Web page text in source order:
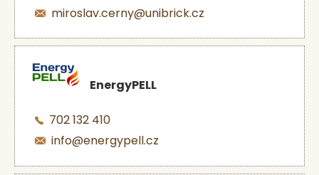
miroslav.cerny@unibrick.cz
EnergyPELL
702 132 410
info@energypell.cz